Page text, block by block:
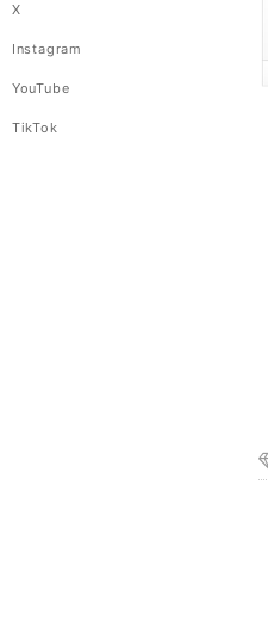
X
Instagram
YouTube
TikTok